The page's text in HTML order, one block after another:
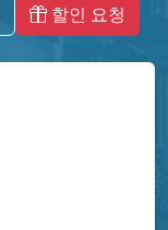
할인 요청